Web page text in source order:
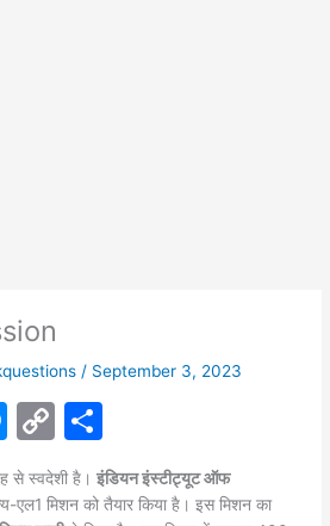
/ September 3, 2023
M
e
s
C
o
p
h
ar
से स्वदेशी है।इंडियन इंस्टीट्यूट ऑफ
एल1 मिशन को तैयार किया है। इस मिशन का